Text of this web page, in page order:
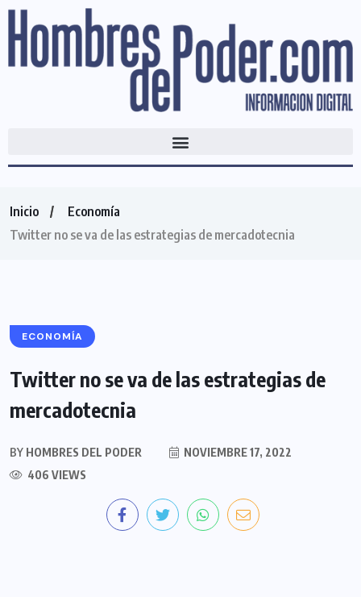
Inicio
Economía
Twitter no se va de las estrategias de mercadotecnia
ECONOMÍA
Twitter no se va de las estrategias de
mercadotecnia
BY HOMBRES DEL PODER
NOVIEMBRE 17, 2022
406 VIEWS